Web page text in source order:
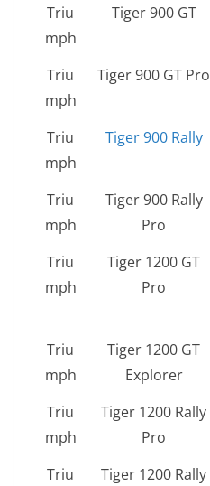
Triu
mph
Tiger 900 GT
Triu
mph
Tiger 900 GT Pro
Triu
mph
Tiger 900 Rally
Triu
mph
Tiger 900 Rally
Pro
Triu
mph
Tiger 1200 GT
Pro
Triu
mph
Tiger 1200 GT
Explorer
Triu
mph
Tiger 1200 Rally
Pro
Triu
Tiger 1200 Rally